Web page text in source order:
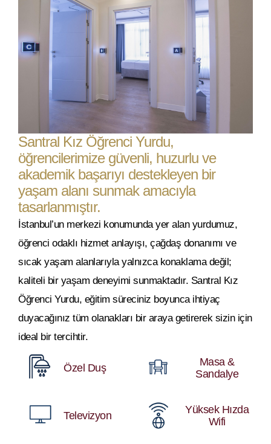
Santral Kız Öğrenci Yurdu,
öğrencilerimize güvenli, huzurlu ve
akademik başarıyı destekleyen bir
yaşam alanı sunmak amacıyla
tasarlanmıştır.
İstanbul’un merkezi konumunda yer alan yurdumuz,
öğrenci odaklı hizmet anlayışı, çağdaş donanımı ve
sıcak yaşam alanlarıyla yalnızca konaklama değil;
kaliteli bir yaşam deneyimi sunmaktadır. Santral Kız
Öğrenci Yurdu, eğitim süreciniz boyunca ihtiyaç
duyacağınız tüm olanakları bir araya getirerek sizin için
ideal bir tercihtir.
Özel Duş
Televizyon
Masa &
Sandalye
Yüksek Hızda
Wifi